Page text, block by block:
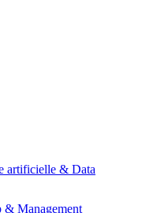
artificielle & Data
& Management